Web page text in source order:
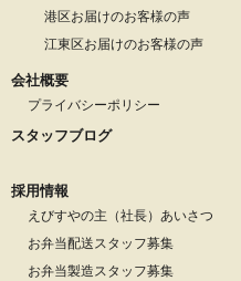
港区お届けのお客様の声
江東区お届けのお客様の声
会社概要
プライバシーポリシー
スタッフブログ
採用情報
えびすやの主（社長）あいさつ
お弁当配送スタッフ募集
お弁当製造スタッフ募集